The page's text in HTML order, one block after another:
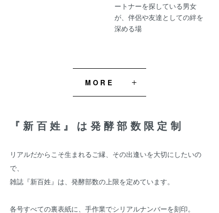
ートナーを探している男女
が、伴侶や友達としての絆を
深める場
MORE
『新百姓』は発酵部数限定制
リアルだからこそ生まれるご縁、その出逢いを大切にしたいの
で、
雑誌『新百姓』は、発酵部数の上限を定めています。
各号すべての裏表紙に、手作業でシリアルナンバーを刻印。